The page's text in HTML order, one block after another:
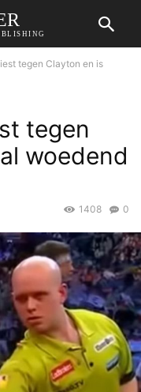
tegen Clayton en is
tegen
woedend
0
1408